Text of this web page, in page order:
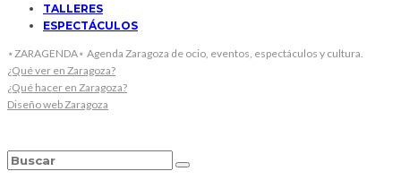
TALLERES
ESPECTÁCULOS
⋆ZARAGENDA⋆ Agenda Zaragoza de ocio, eventos, espectáculos y cultura.
¿Qué ver en Zaragoza?
¿Qué hacer en Zaragoza?
Diseño web Zaragoza